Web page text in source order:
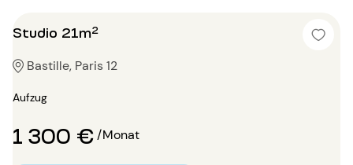
Studio 21m²
Bastille, Paris 12
Aufzug
1 300 €/Monat